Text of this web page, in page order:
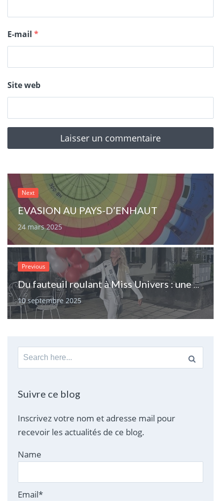
E-mail *
Site web
Next
EVASION AU PAYS-D’ENHAUT
24 mars 2025
Previous
Du fauteuil roulant à Miss Univers : une vie sauvée par un rein, une histoire de courage et de renaissance
10 septembre 2025
Search
for:
Suivre ce blog
Inscrivez votre nom et adresse mail pour
recevoir les actualités de ce blog.
Name
Email*